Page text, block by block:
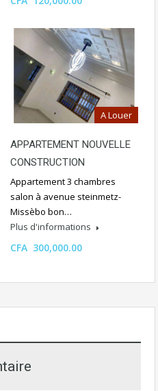
A Louer
APPARTEMENT NOUVELLE
CONSTRUCTION
Appartement 3 chambres
salon à avenue steinmetz-
Missèbo bon…
Plus d'informations
CFA 300,000.00